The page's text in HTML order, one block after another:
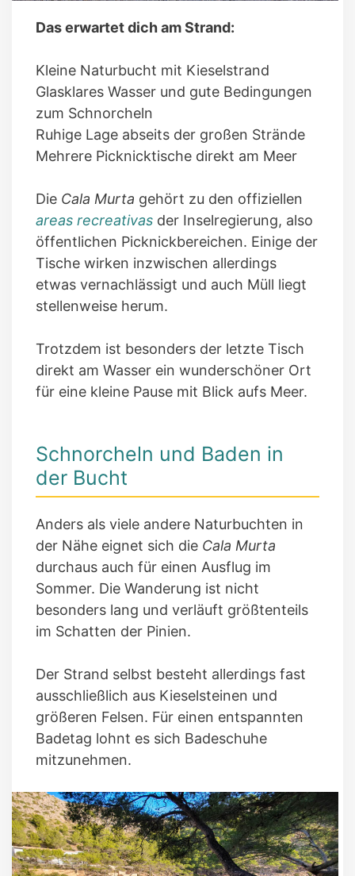
Das erwartet dich am Strand:
Kleine Naturbucht mit Kieselstrand
Glasklares Wasser und gute Bedingungen
zum Schnorcheln
Ruhige Lage abseits der großen Strände
Mehrere Picknicktische direkt am Meer
Die Cala Murta gehört zu den offiziellen
areas recreativas der Inselregierung, also
öffentlichen Picknickbereichen. Einige der
Tische wirken inzwischen allerdings
etwas vernachlässigt und auch Müll liegt
stellenweise herum.
Trotzdem ist besonders der letzte Tisch
direkt am Wasser ein wunderschöner Ort
für eine kleine Pause mit Blick aufs Meer.
Schnorcheln und Baden in
der Bucht
Anders als viele andere Naturbuchten in
der Nähe eignet sich die Cala Murta
durchaus auch für einen Ausflug im
Sommer. Die Wanderung ist nicht
besonders lang und verläuft größtenteils
im Schatten der Pinien.
Der Strand selbst besteht allerdings fast
ausschließlich aus Kieselsteinen und
größeren Felsen. Für einen entspannten
Badetag lohnt es sich Badeschuhe
mitzunehmen.